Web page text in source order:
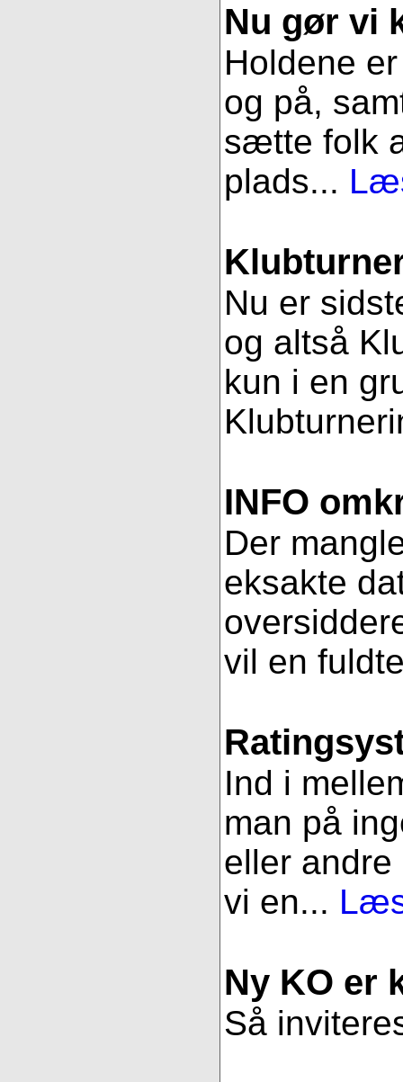
Nu gør vi
Holdene
og på,
sætte folk
plads...
Nu er
og altså
kun i en
INFO
Der
eksakte
vil en
Ind i
man på
eller
vi en...
Ny KO er
Så